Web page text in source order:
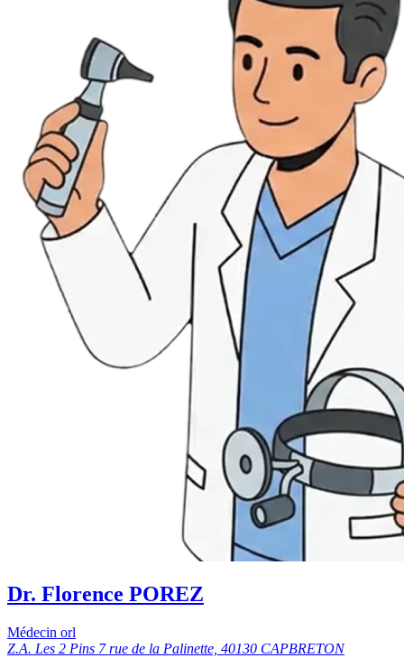
Dr. Florence POREZ
Médecin orl
Z.A. Les 2 Pins 7 rue de la Palinette, 40130 CAPBRETON